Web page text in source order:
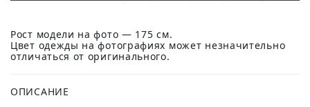
Рост модели на фото — 175 см.
Цвет одежды на фотографиях может незначительно
отличаться от оригинального.
ОПИСАНИЕ